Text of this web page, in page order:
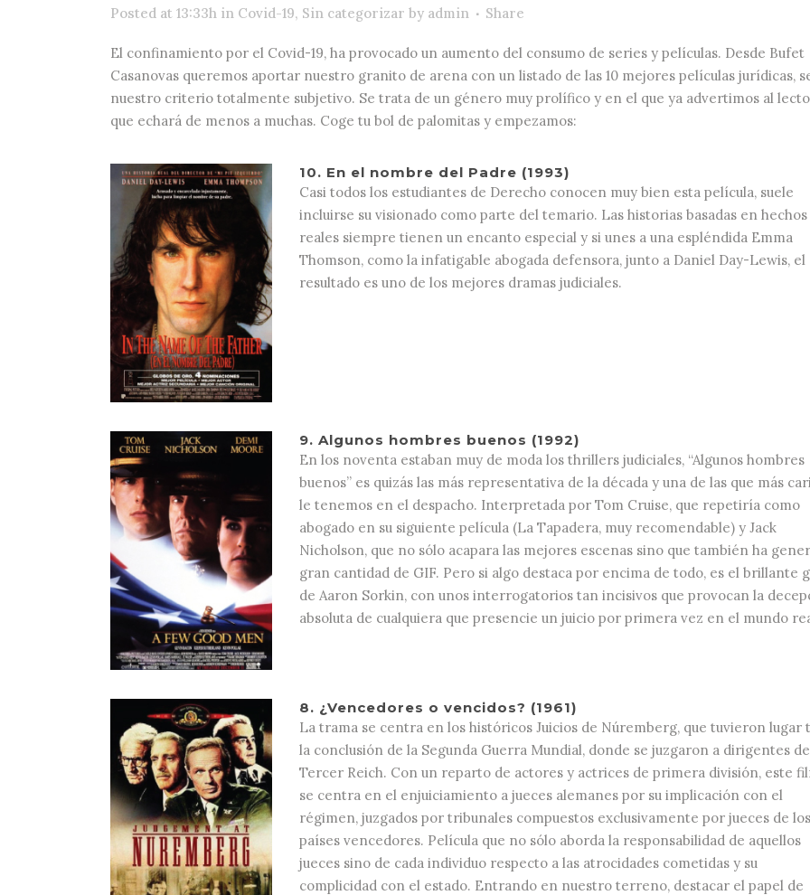
Posted at 13:33h in Covid-19, Sin categorizar by admin Share
El confinamiento por el Covid-19, ha provocado un aumento del consumo de series y películas. Desde Bufet
Casanovas queremos aportar nuestro granito de arena con un listado de las 10 mejores películas jurídicas,
nuestro criterio totalmente subjetivo. Se trata de un género muy prolífico y en el que ya advertimos al
que echará de menos a muchas. Coge tu bol de palomitas y empezamos:
10. En el nombre del Padre (1993)
Casi todos los estudiantes de Derecho conocen muy bien esta película, suele
incluirse su visionado como parte del temario. Las historias basadas en hechos
reales siempre tienen un encanto especial y si unes a una espléndida Emma
Thomson, como la infatigable abogada defensora, junto a Daniel Day-Lewis, el
resultado es uno de los mejores dramas judiciales.
9. Algunos hombres buenos (1992)
En los noventa estaban muy de moda los thrillers judiciales, “Algunos hombres
buenos” es quizás las más representativa de la década y una de las que más
le tenemos en el despacho. Interpretada por Tom Cruise, que repetiría como
abogado en su siguiente película (La Tapadera, muy recomendable) y Jack
Nicholson, que no sólo acapara las mejores escenas sino que también ha
gran cantidad de GIF. Pero si algo destaca por encima de todo, es el brillante
de Aaron Sorkin, con unos interrogatorios tan incisivos que provocan la
absoluta de cualquiera que presencie un juicio por primera vez en el mundo
8. ¿Vencedores o vencidos? (1961)
La trama se centra en los históricos Juicios de Núremberg, que tuvieron lugar
la conclusión de la Segunda Guerra Mundial, donde se juzgaron a dirigentes
Tercer Reich. Con un reparto de actores y actrices de primera división, este
se centra en el enjuiciamiento a jueces alemanes por su implicación con el
régimen, juzgados por tribunales compuestos exclusivamente por jueces de los
países vencedores. Película que no sólo aborda la responsabilidad de aquellos
jueces sino de cada individuo respecto a las atrocidades cometidas y su
complicidad con el estado. Entrando en nuestro terreno, destacar el papel de